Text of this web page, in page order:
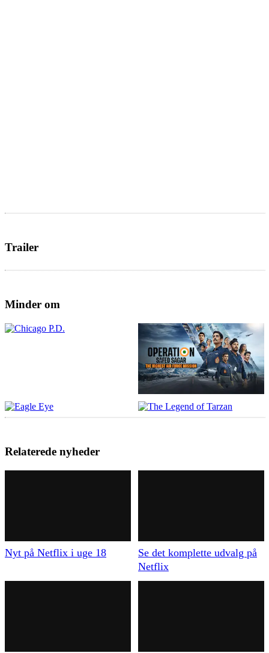
Trailer
Minder om
Relaterede nyheder
Nyt på Netflix i uge 18
Se det komplette udvalg på
Netflix